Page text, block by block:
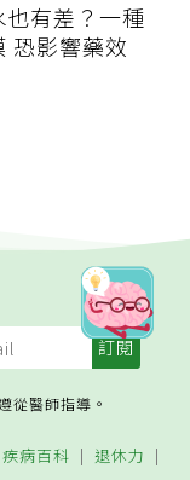
有差？一種
恐影響藥效
從醫師指導。
疾病百科 退休力